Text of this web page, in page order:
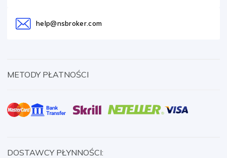
help@nsbroker.com
METODY PŁATNOŚCI
DOSTAWCY PŁYNNOŚCI: